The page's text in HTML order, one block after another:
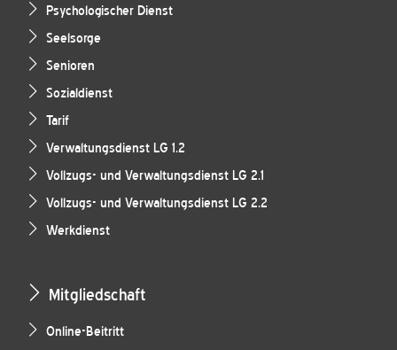
Psychologischer Dienst
Seelsorge
Senioren
Sozialdienst
Tarif
Verwaltungsdienst LG 1.2
Vollzugs- und Verwaltungsdienst LG 2.1
Vollzugs- und Verwaltungsdienst LG 2.2
Werkdienst
Mitgliedschaft
Online-Beitritt